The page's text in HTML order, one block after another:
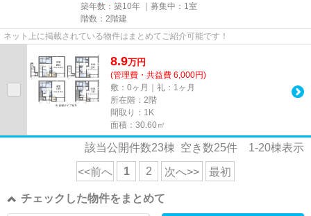
築年数：築10年 ｜募集中： 1室
階数：2階建
ネット上に掲載されている物件はまとめてご紹介可能です！
8.9万円
(管理費・共益費 6,000円)
敷：0ヶ月｜礼：1ヶ月
所在階：2階
間取り：1K
面積：30.60㎡
該当公開件数23棟 空き数25件 1-20棟表示
<<前へ 1 2 次へ>> 最初
チェックした物件をまとめて